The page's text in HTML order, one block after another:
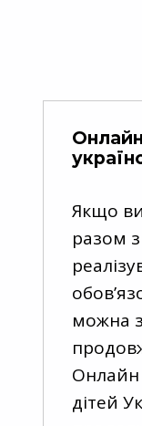
Якщо
разом
можна
Онлайн
дітей